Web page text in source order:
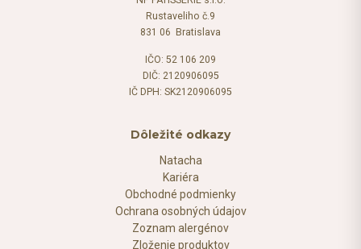
Rustaveliho č.9
831 06 Bratislava
IČO: 52 106 209
DIČ: 2120906095
IČ DPH: SK2120906095
Dôležité odkazy
Natacha
Kariéra
Obchodné podmienky
Ochrana osobných údajov
Zoznam alergénov
Zloženie produktov